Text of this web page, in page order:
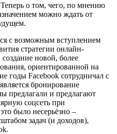
о том, чего, по мнению
можно ждать от
с возможным вступлением
стратегии онлайн-
новой, более
ориентированной на
годы Facebook сотрудничал с
бронирование
предлагали и предлагают
соцсеть при
было несерьёзно –
задач (и доходов),